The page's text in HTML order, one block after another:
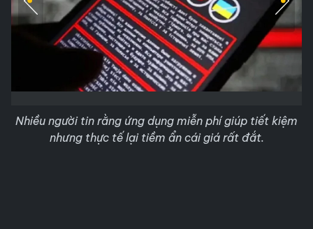
Nhiều người tin rằng ứng dụng miễn phí giúp tiết kiệm
nhưng thực tế lại tiềm ẩn cái giá rất đắt.